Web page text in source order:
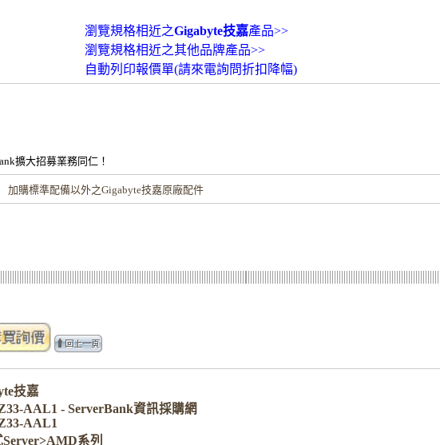
瀏覽規格相近之Gigabyte技嘉產品>>
瀏覽規格相近之其他品牌產品>>
自動列印報價單(請來電詢問折扣降幅)
擴大招募業務同仁！
加購標準配備以外之Gigabyte技嘉原廠配件
技嘉
AAL1 - ServerBank資訊採購網
AAL1
系列